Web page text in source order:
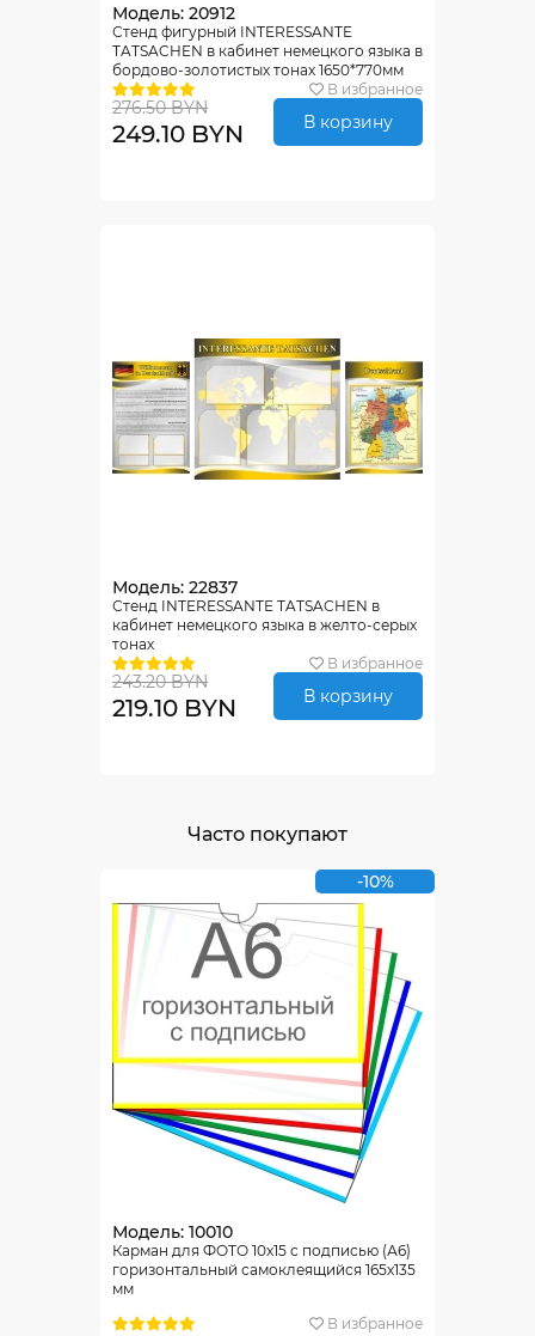
Модель: 20912
Стенд фигурный INTERESSANTE
TATSACHEN в кабинет немецкого языка в
бордово-золотистых тонах 1650*770мм
В избранное
276.50 BYN
249.10 BYN В корзину
Модель: 22837
Стенд INTERESSANTE TATSACHEN в
кабинет немецкого языка в желто-серых
тонах
В избранное
243.20 BYN
219.10 BYN В корзину
Часто покупают
-10%
Модель: 10010
Карман для ФОТО 10х15 с подписью (А6)
горизонтальный самоклеящийся 165х135
мм
В избранное